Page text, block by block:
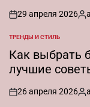
on
29 апреля 2026
ОПУБЛИКОВАНО
В
ТРЕНДЫ И СТИЛЬ
Как выбрать
лучшие
on
26 апреля 2026